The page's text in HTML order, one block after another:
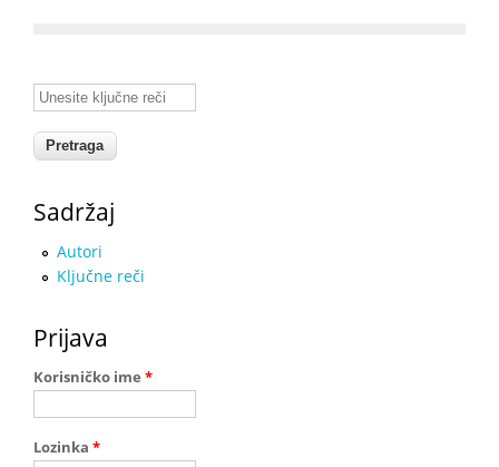
Unesite ključne reči
Sadržaj
Autori
Ključne reči
Prijava
Korisničko ime *
Lozinka *